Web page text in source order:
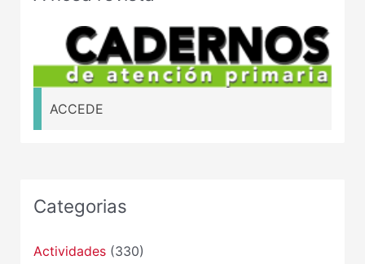
ACCEDE
Categorias
Actividades(330)